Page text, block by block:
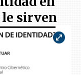
sirven